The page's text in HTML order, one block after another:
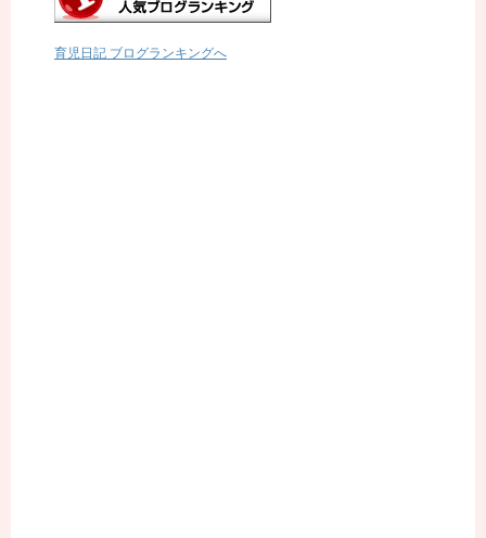
育児日記 ブログランキングへ